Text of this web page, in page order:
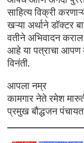
साहित्य विक्री
खऱ्या अर्थाने डॉक्टर
वतीने अभिवादन
आहे या पत्राचा आपण
विनंती.
आपला नम्र
कामगार नेते रमेश
प्रमुख बौद्धजन